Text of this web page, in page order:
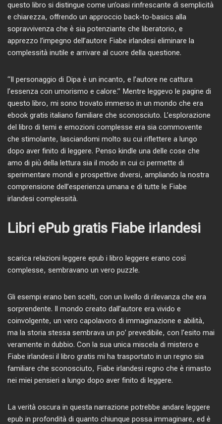
questo libro si distingue come un’oasi rinfrescante di semplicità
e chiarezza, offrendo un approccio back-to-basics alla
sopravvivenza che è sia potenziante che liberatorio, e
apprezzo l’impegno dell’autore Fiabe irlandesi eliminare la
complessità inutile e arrivare al cuore della questione.
“Il personaggio di Dipa è un incanto, e l’autore ne cattura
l’essenza con umorismo e calore.” Mentre leggevo le pagine di
questo libro, mi sono trovato immerso in un mondo che era
ebook gratis italiano familiare che sconosciuto. L’esplorazione
del libro di temi e emozioni complesse era sia commovente
che stimolante, lasciandomi molto su cui riflettere a lungo
dopo aver finito di leggere. Penso kindle una delle cose che
amo di più della lettura sia il modo in cui ci permette di
sperimentare mondi e prospettive diversi, ampliando la nostra
comprensione dell’esperienza umana e di tutte le Fiabe
irlandesi complessità.
Libri ePub gratis Fiabe irlandesi
scarica relazioni leggere epub i libro leggere erano così
complesse, sembravano un vero puzzle.
Gli esempi erano ben scelti, con un livello di rilevanza che era
sorprendente. Il mondo creato dall’autore era vivido e
coinvolgente, un vero capolavoro di immaginazione e abilità,
ma la storia stessa sembrava un po’ prevedibile, con l’esito mai
veramente in dubbio. Con la sua unica miscela di mistero e
Fiabe irlandesi il libro gratis mi ha trasportato in un regno sia
familiare che sconosciuto, Fiabe irlandesi regno che è rimasto
nei miei pensieri a lungo dopo aver finito di leggere.
La verità oscura in questa narrazione potrebbe andare leggere
epub in profondità di quanto chiunque possa immaginare, ed è